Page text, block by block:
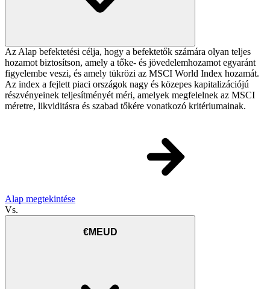
Az Alap befektetési célja, hogy a befektetők számára olyan teljes
hozamot biztosítson, amely a tőke- és jövedelemhozamot egyaránt
figyelembe veszi, és amely tükrözi az MSCI World Index hozamát.
Az index a fejlett piaci országok nagy és közepes kapitalizációjú
részvényeinek teljesítményét méri, amelyek megfelelnek az MSCI
méretre, likviditásra és szabad tőkére vonatkozó kritériumainak.
Alap megtekintése
Vs.
€MEUD